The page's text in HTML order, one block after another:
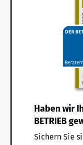
Haben wir
BETRIEB
Sichern Sie